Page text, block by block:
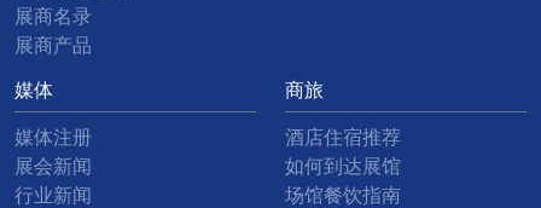
展商名录
展商产品
媒体
媒体注册
展会新闻
行业新闻
商旅
酒店住宿推荐
如何到达展馆
场馆餐饮指南